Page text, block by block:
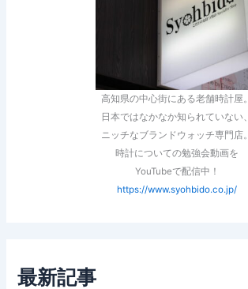
高知県の中心街にある老舗時計屋。
日本ではなかなか知られていない、
ニッチなブランドウォッチ専門店。
時計についての勉強会動画を
YouTubeで配信中！
https://www.syohbido.co.jp/
最新記事